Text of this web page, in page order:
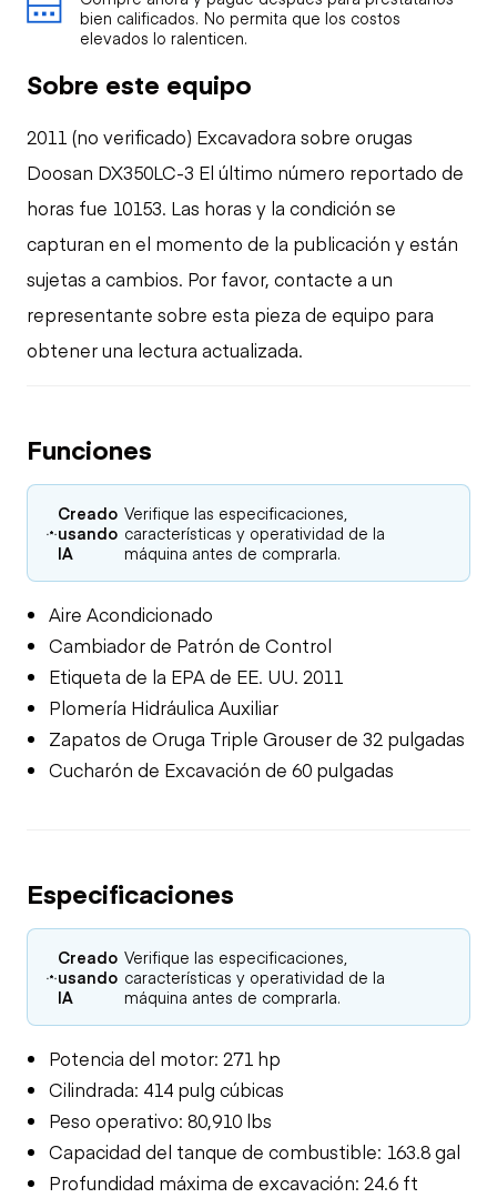
bien calificados. No permita que los costos
elevados lo ralenticen.
Sobre este equipo
2011 (no verificado) Excavadora sobre orugas
Doosan DX350LC-3 El último número reportado de
horas fue 10153. Las horas y la condición se
capturan en el momento de la publicación y están
sujetas a cambios. Por favor, contacte a un
representante sobre esta pieza de equipo para
obtener una lectura actualizada.
Funciones
Creado
usando
IA
Verifique las especificaciones,
características y operatividad de la
máquina antes de comprarla.
Aire Acondicionado
Cambiador de Patrón de Control
Etiqueta de la EPA de EE. UU. 2011
Plomería Hidráulica Auxiliar
Zapatos de Oruga Triple Grouser de 32 pulgadas
Cucharón de Excavación de 60 pulgadas
Especificaciones
Creado
usando
IA
Verifique las especificaciones,
características y operatividad de la
máquina antes de comprarla.
Potencia del motor: 271 hp
Cilindrada: 414 pulg cúbicas
Peso operativo: 80,910 lbs
Capacidad del tanque de combustible: 163.8 gal
Profundidad máxima de excavación: 24.6 ft